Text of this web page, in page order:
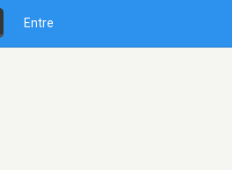
Entre